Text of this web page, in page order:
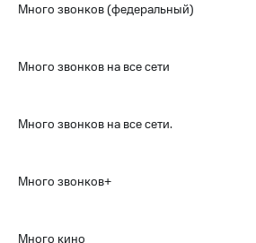
Много звонков (федеральный)
Много звонков на все сети
Много звонков на все сети.
Много звонков+
Много кино